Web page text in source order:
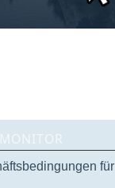
für